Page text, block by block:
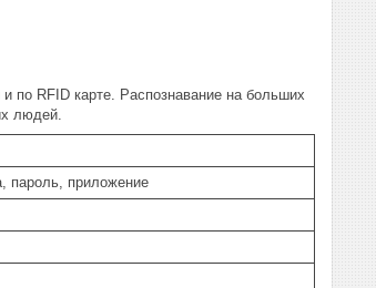
по RFID карте. Распознавание на больших
людей.
пароль, приложение